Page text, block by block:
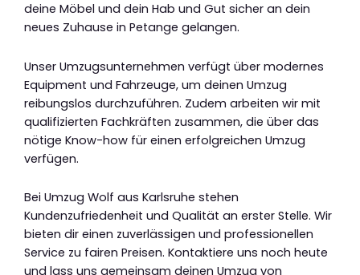
deine Möbel und dein Hab und Gut sicher an dein
neues Zuhause in Petange gelangen.
Unser Umzugsunternehmen verfügt über modernes
Equipment und Fahrzeuge, um deinen Umzug
reibungslos durchzuführen. Zudem arbeiten wir mit
qualifizierten Fachkräften zusammen, die über das
nötige Know-how für einen erfolgreichen Umzug
verfügen.
Bei Umzug Wolf aus Karlsruhe stehen
Kundenzufriedenheit und Qualität an erster Stelle. Wir
bieten dir einen zuverlässigen und professionellen
Service zu fairen Preisen. Kontaktiere uns noch heute
und lass uns gemeinsam deinen Umzug von